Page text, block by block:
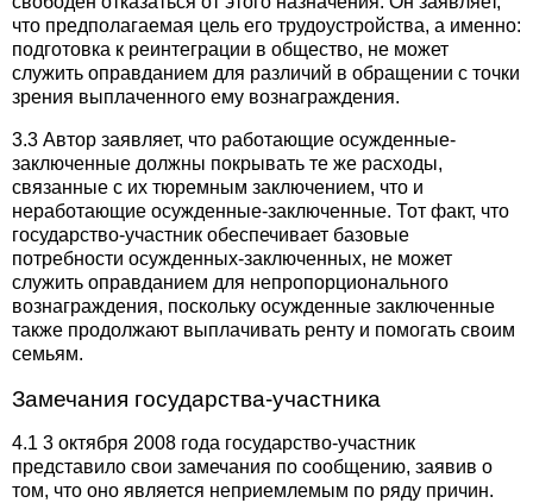
что предполагаемая цель его трудоустройства, а именно:
подготовка к реинтеграции в общество, не может
служить оправданием для различий в обращении с точки
зрения выплаченного ему вознаграждения.
3.3 Автор заявляет, что работающие осужденные-
заключенные должны покрывать те же расходы,
связанные с их тюремным заключением, что и
неработающие осужденные-заключенные. Тот факт, что
государство-участник обеспечивает базовые
потребности осужденных-заключенных, не может
служить оправданием для непропорционального
вознаграждения, поскольку осужденные заключенные
также продолжают выплачивать ренту и помогать своим
семьям.
Замечания государства-участника
4.1 3 октября 2008 года государство-участник
представило свои замечания по сообщению, заявив о
том, что оно является неприемлемым по ряду причин.